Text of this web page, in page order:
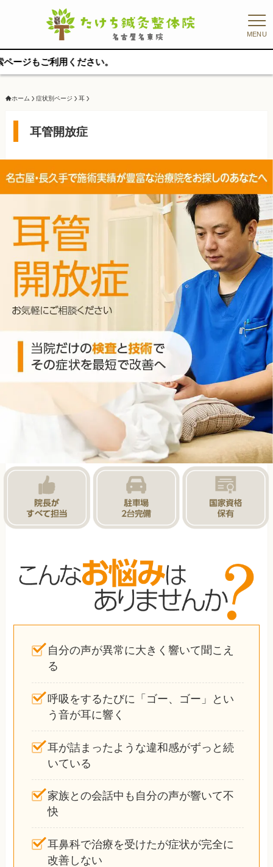
MENU
ださい。
ホーム 症状別ページ 耳
耳管開放症
自分の声が異常に大きく響いて聞こえ
る
呼吸をするたびに「ゴー、ゴー」とい
う音が耳に響く
耳が詰まったような違和感がずっと続
いている
家族との会話中も自分の声が響いて不
快
耳鼻科で治療を受けたが症状が完全に
改善しない